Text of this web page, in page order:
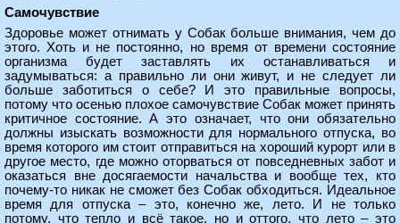
Самочувствие
Здоровье может отнимать у Собак больше внимания, чем до
этого. Хоть и не постоянно, но время от времени состояние
организма будет заставлять их останавливаться и
задумываться: а правильно ли они живут, и не следует ли
больше заботиться о себе? И это правильные вопросы,
потому что осенью плохое самочувствие Собак может принять
критичное состояние. А это означает, что они обязательно
должны изыскать возможности для нормального отпуска, во
время которого им стоит отправиться на хороший курорт или в
другое место, где можно оторваться от повседневных забот и
оказаться вне досягаемости начальства и вообще тех, кто
почему-то никак не сможет без Собак обходиться. Идеальное
время для отпуска – это, конечно же, лето. И не только
потому, что тепло и всё такое, но и оттого, что лето – это